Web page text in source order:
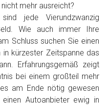
mehr ausreicht?
jede Vierundzwanzig
Wie auch immer Ihre
Schluss suchen Sie einen
kürzester Zeitspanne das
Erfahrungsgemäß zeigt
bei einem großteil mehr
am Ende nötig gewesen
Autoanbieter ewig in